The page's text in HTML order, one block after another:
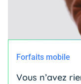
Forfaits mobile
Vous n’avez